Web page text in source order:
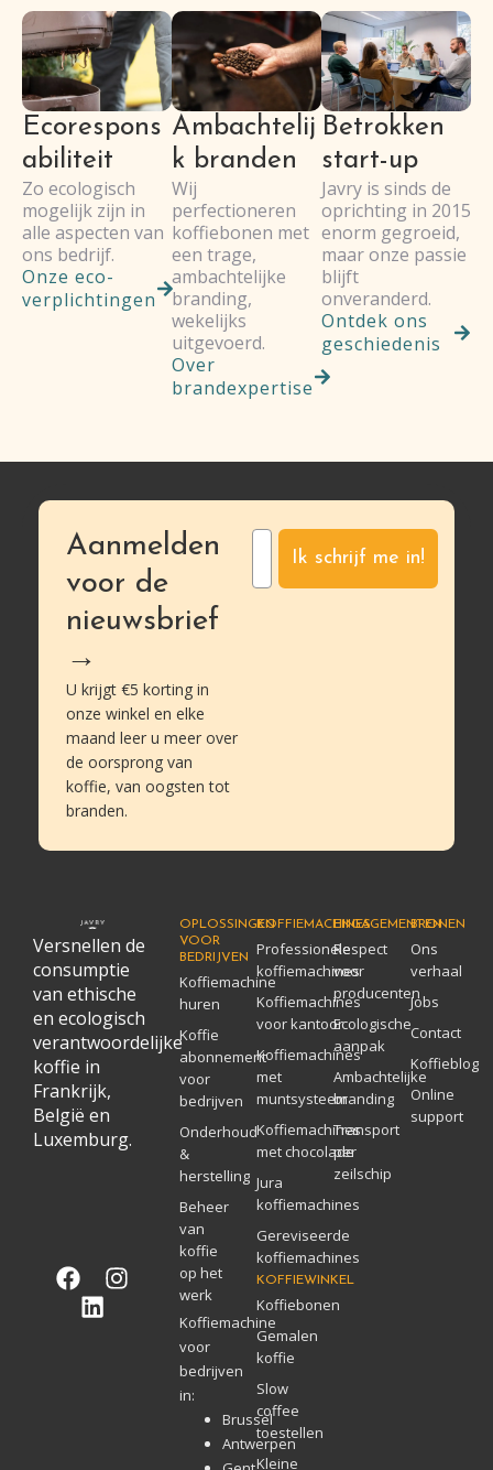
Ecorespons
abiliteit
Zo ecologisch
mogelijk zijn in
alle aspecten van
ons bedrijf.
Onze eco-
verplichtingen
Ambachtelij
k branden
Wij
perfectioneren
koffiebonen met
een trage,
ambachtelijke
branding,
wekelijks
uitgevoerd.
Over
brandexpertise
Betrokken
start-up
Javry is sinds de
oprichting in 2015
enorm gegroeid,
maar onze passie
blijft
onveranderd.
Ontdek ons
geschiedenis
Aanmelden
voor de
nieuwsbrief
→
U krijgt €5 korting in
onze winkel en elke
maand leer u meer over
de oorsprong van
koffie, van oogsten tot
branden.
Ik schrijf me in!
Versnellen de
consumptie
van ethische
en ecologisch
verantwoordelijke
koffie in
Frankrijk,
België en
Luxemburg.
F
a
I
i
n
OPLOSSINGEN
VOOR
BEDRIJVEN
Koffiemachine
huren
Koffie
abonnement
voor
bedrijven
Onderhoud
&
herstelling
Beheer
van
koffie
op het
werk
Koffiemachine
voor
bedrijven
in:
Brussel
Antwerpen
KOFFIEMACHINES
Professionele
koffiemachines
Koffiemachines
voor kantoor
Koffiemachines
met
muntsysteem
Koffiemachines
met chocolade
Jura
koffiemachines
Gereviseerde
koffiemachines
KOFFIEWINKEL
Koffiebonen
Gemalen
koffie
Slow
coffee
toestellen
Kleine
ENGAGEMENTEN
Respect
voor
producenten
Ecologische
aanpak
Ambachtelijke
branding
Transport
per
zeilschip
BRONEN
Ons
verhaal
Jobs
Contact
Koffieblog
Online
support